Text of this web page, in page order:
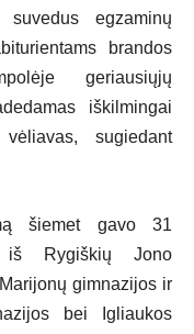
egzaminų
brandos
geriausiųjų
iškilmingai
sugiedant
šiemet gavo 31
iš Rygiškių Jono
gimnazijos ir
bei Igliaukos